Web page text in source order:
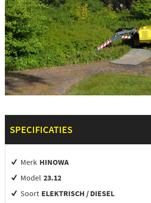
SPECIFICATIES
Merk HINOWA
Model 23.12
Soort ELEKTRISCH / DIESEL